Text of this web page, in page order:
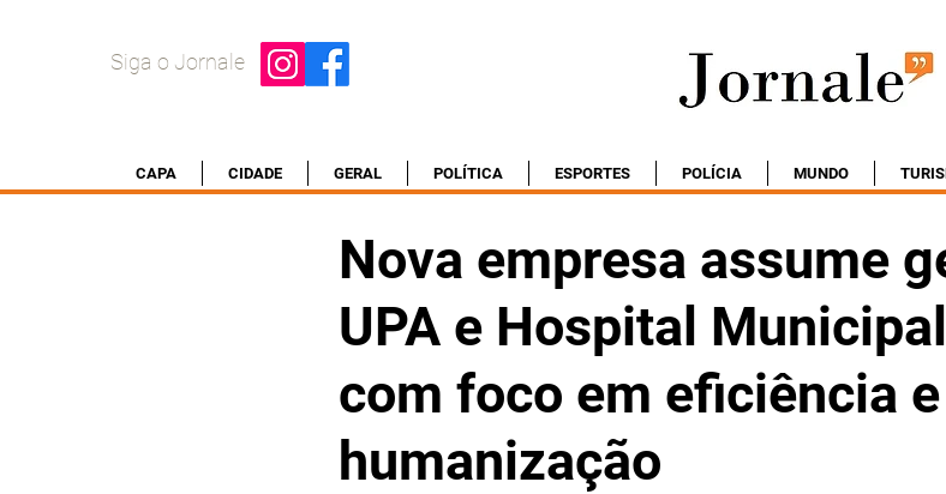
Siga o Jornale
CAPA CIDADE GERAL POLÍTICA ESPORTES POLÍCIA MUNDO
Nova empresa assume
UPA e Hospital
com foco em eficiência e
humanização